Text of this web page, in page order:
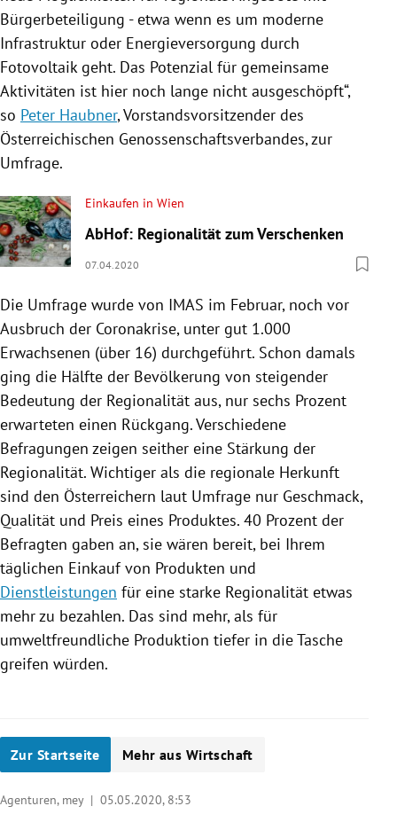
Bürgerbeteiligung - etwa wenn es um moderne
Infrastruktur oder Energieversorgung durch
Fotovoltaik geht. Das Potenzial für gemeinsame
Aktivitäten ist hier noch lange nicht ausgeschöpft“,
so Peter Haubner, Vorstandsvorsitzender des
Österreichischen Genossenschaftsverbandes, zur
Umfrage.
Einkaufen in Wien
AbHof: Regionalität zum Verschenken
07.04.2020
Die Umfrage wurde von IMAS im Februar, noch vor
Ausbruch der Coronakrise, unter gut 1.000
Erwachsenen (über 16) durchgeführt. Schon damals
ging die Hälfte der Bevölkerung von steigender
Bedeutung der Regionalität aus, nur sechs Prozent
erwarteten einen Rückgang. Verschiedene
Befragungen zeigen seither eine Stärkung der
Regionalität. Wichtiger als die regionale Herkunft
sind den Österreichern laut Umfrage nur Geschmack,
Qualität und Preis eines Produktes. 40 Prozent der
Befragten gaben an, sie wären bereit, bei Ihrem
täglichen Einkauf von Produkten und
Dienstleistungen für eine starke Regionalität etwas
mehr zu bezahlen. Das sind mehr, als für
umweltfreundliche Produktion tiefer in die Tasche
greifen würden.
Zur Startseite Mehr aus Wirtschaft
Agenturen, mey | 05.05.2020, 8:53